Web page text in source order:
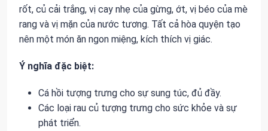
rốt, củ cải trắng, vị cay nhẹ của gừng, ớt, vị béo của mè
rang và vị mặn của nước tương. Tất cả hòa quyện tạo
nên một món ăn ngon miệng, kích thích vị giác.
Ý nghĩa đặc biệt:
Cá hồi tượng trưng cho sự sung túc, đủ đầy.
Các loại rau củ tượng trưng cho sức khỏe và sự
phát triển.